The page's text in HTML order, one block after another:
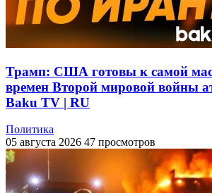
Трамп: США готовы к самой
времен Второй мировой войны
Baku TV | RU
Политика
05 августа 2026 47 просмотров